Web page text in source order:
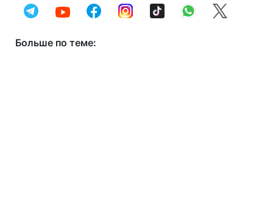
Больше по теме: